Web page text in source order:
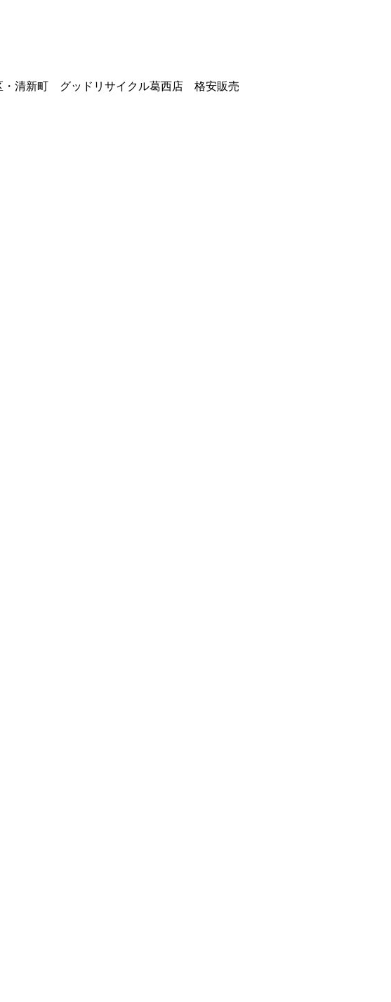
・清新町 グッドリサイクル葛西店 格安販売